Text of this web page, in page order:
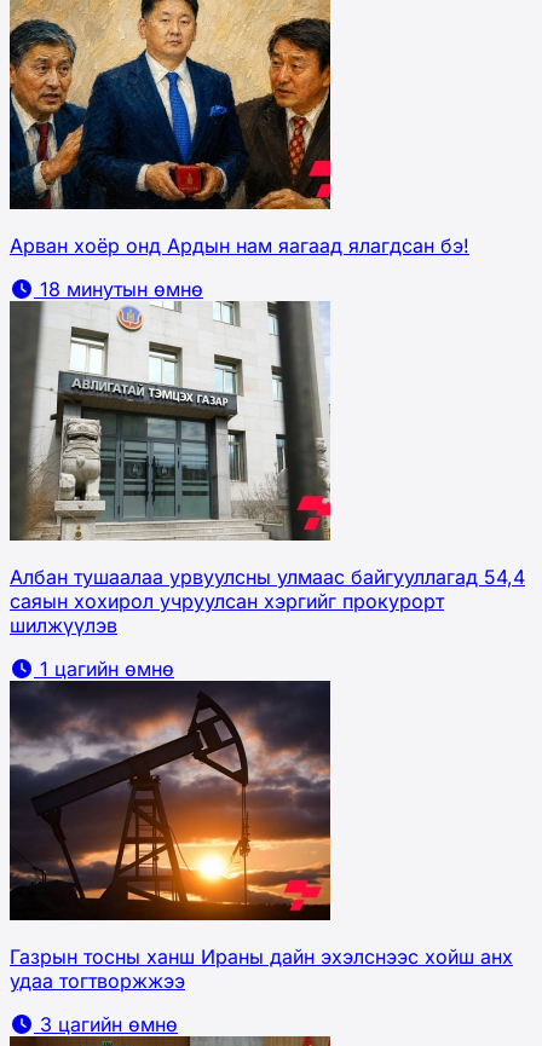
Арван хоёр онд Ардын нам яагаад ялагдсан бэ!
18 минутын өмнө
Албан тушаалаа урвуулсны улмаас байгууллагад 54,4
саяын хохирол учруулсан хэргийг прокурорт
шилжүүлэв
1 цагийн өмнө
Газрын тосны ханш Ираны дайн эхэлснээс хойш анх
удаа тогтворжжээ
3 цагийн өмнө